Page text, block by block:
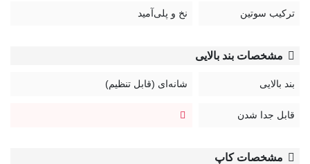
ترکیب سوتین نخ و پلی‌آمید
مشخصات بند بالایی
بند بالایی شانه‌ای (قابل تنظیم)
قابل جدا شدن
مشخصات کاپ